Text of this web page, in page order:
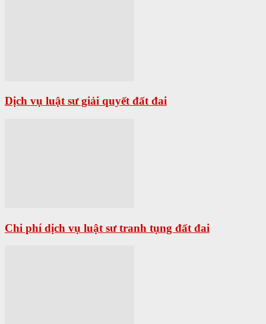
Dịch vụ luật sư giải quyết đất đai
Chi phí dịch vụ luật sư tranh tụng đất đai